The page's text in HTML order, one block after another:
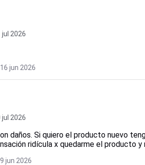
jul 2026
jun 2026
jul 2026
daños. Si quiero el producto nuevo
ridícula x quedarme el producto y
jun 2026